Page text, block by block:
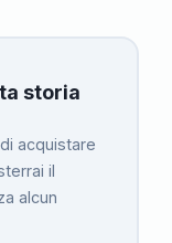
storia
acquistare
il
alcun